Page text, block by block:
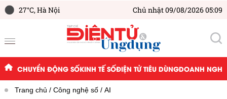
27°C,Hà Nội Chủ nhật 09/08/2026 05:09
CHUYỂN ĐỘNG SỐKINH TẾ SỐĐIỆN TỬ TIÊU DÙNGDOANH
Trang chủ Công nghệ số AI